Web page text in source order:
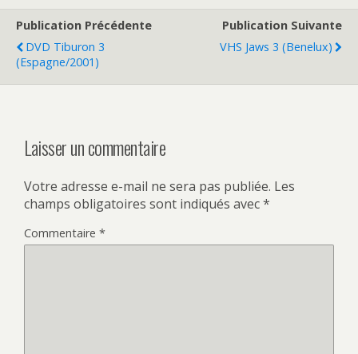
Publication Précédente
DVD Tiburon 3
(Espagne/2001)
Publication Suivante
VHS Jaws 3 (Benelux)
Laisser un commentaire
Votre adresse e-mail ne sera pas publiée. Les
champs obligatoires sont indiqués avec*
Commentaire *